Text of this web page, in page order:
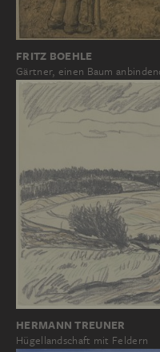
FRITZ BOEHLE
Gärtner, einen Baum
HERMANN TREUNER
Hügellandschaft mit Feldern